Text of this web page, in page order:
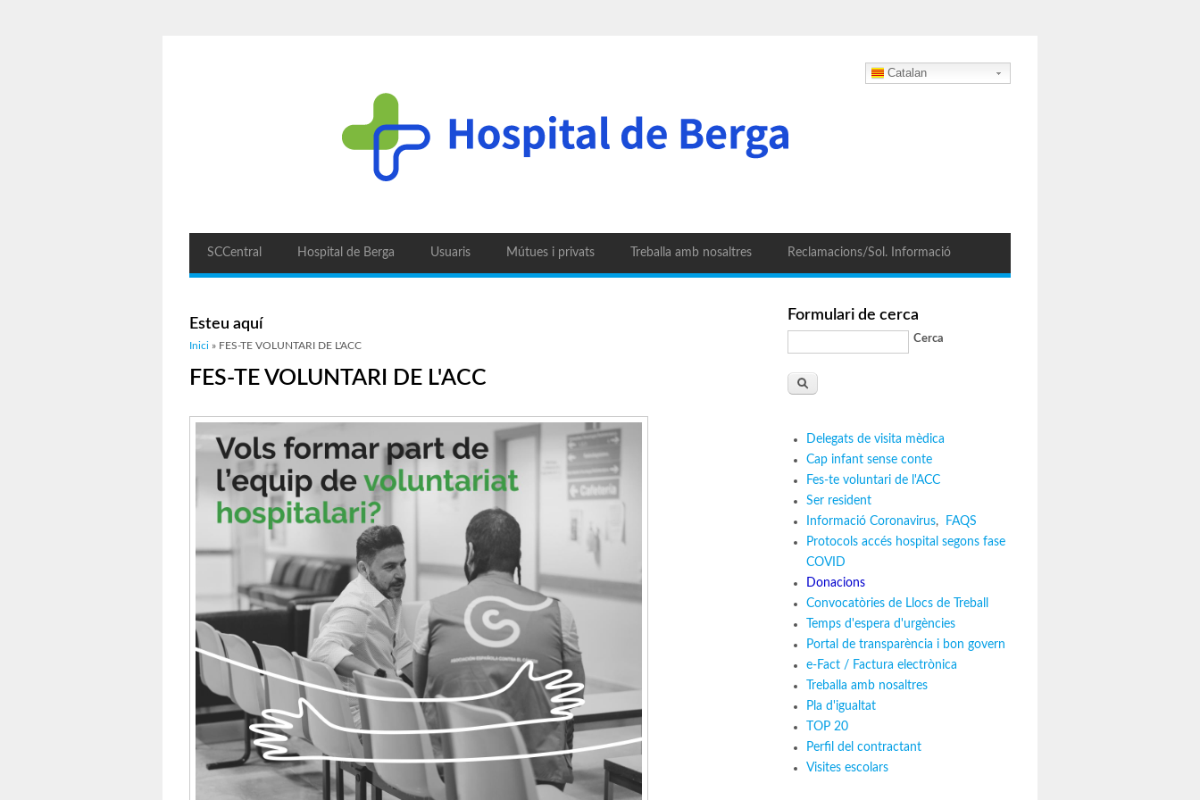
Catalan
SCCentral Hospital de Berga Usuaris Mútues i privats Treballa amb nosaltres Reclamacions/Sol. Informació
Esteu aquí
Inici » FES-TE VOLUNTARI DE L'ACC
FES-TE VOLUNTARI DE L'ACC
Formulari de cerca
Cerca
Delegats de visita mèdica
Cap infant sense conte
Fes-te voluntari de l'ACC
Ser resident
Informació Coronavirus,
FAQS
Protocols accés hospital segons fase
COVID
Donacions
Convocatòries de Llocs de Treball
Temps d'espera d'urgències
Portal de transparència i bon govern
e-Fact / Factura electrònica
Treballa amb nosaltres
Pla d'igualtat
TOP 20
Perfil del contractant
Visites escolars